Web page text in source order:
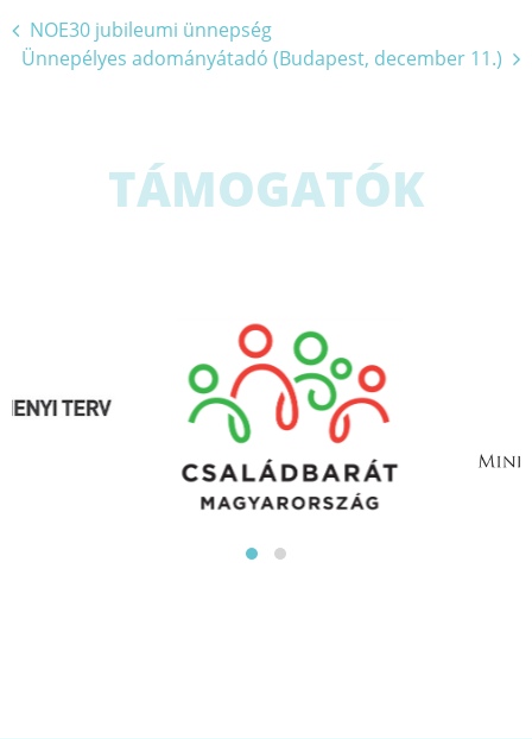
Bejegyzés
navigáció
NOE30 jubileumi ünnepség
Ünnepélyes adományátadó (Budapest, december 11.)
TÁMOGATÓK